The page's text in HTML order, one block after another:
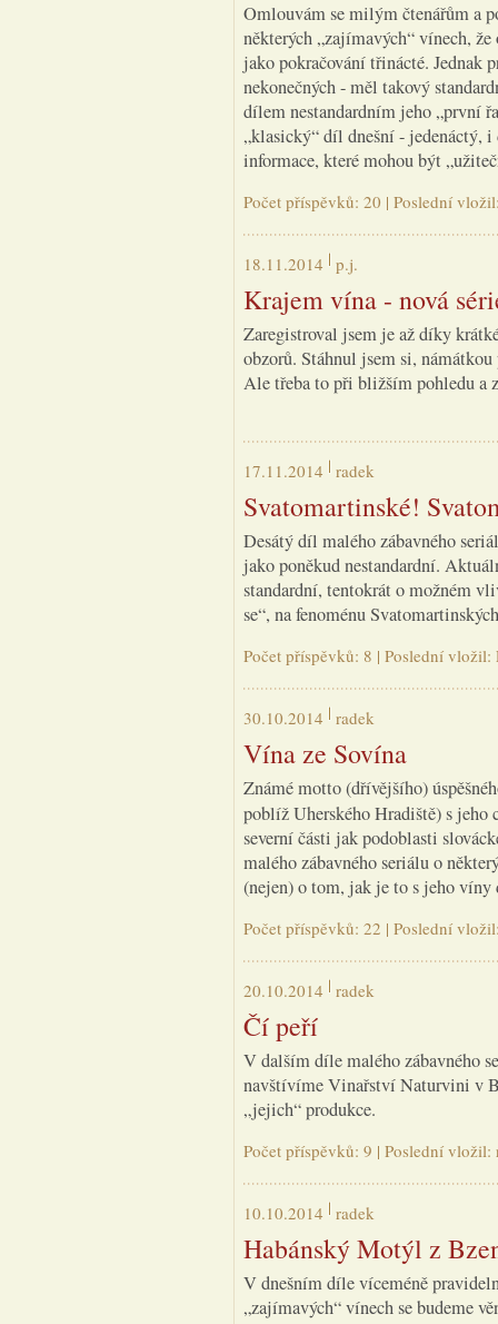
Omlouvám se milým čtenářům a
některých „zajímavých“ vínech,
jako pokračování třinácté. Jednak
nekonečných - měl takový
dílem nestandardním jeho „první
„klasický“ díl dnešní - jedenáctý,
informace, které mohou být
Počet příspěvků: 20 | Poslední
18.11.2014 p.j.
Krajem vína - nová
Zaregistroval jsem je až díky
obzorů. Stáhnul jsem si,
Ale třeba to při bližším pohledu a
17.11.2014 radek
Svatomartinské!
Desátý díl malého zábavného
jako poněkud nestandardní.
standardní, tentokrát o možném
se“, na fenoménu
Počet příspěvků: 8 | Poslední
30.10.2014 radek
Vína ze Sovína
Známé motto (dřívějšího)
poblíž Uherského Hradiště) s
severní části jak podoblasti
malého zábavného seriálu o
(nejen) o tom, jak je to s jeho víny
Počet příspěvků: 22 | Poslední
20.10.2014 radek
Čí peří
V dalším díle malého zábavného
navštívíme Vinařství Naturvini v
„jejich“ produkce.
Počet příspěvků: 9 | Poslední
10.10.2014 radek
Habánský Motýl z
V dnešním díle víceméně
„zajímavých“ vínech se budeme